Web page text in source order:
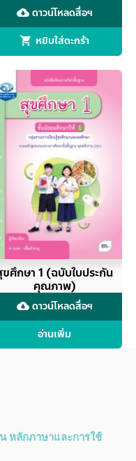
cloud_downloadดาวน์โหลดสื่อฯ
หยิบใส่ตะกร้า
ศึกษา 1 (ฉบับใบประกัน
คุณภาพ)
cloud_downloadดาวน์โหลดสื่อฯ
อ่านเพิ่ม
หลักภาษาและการใช้